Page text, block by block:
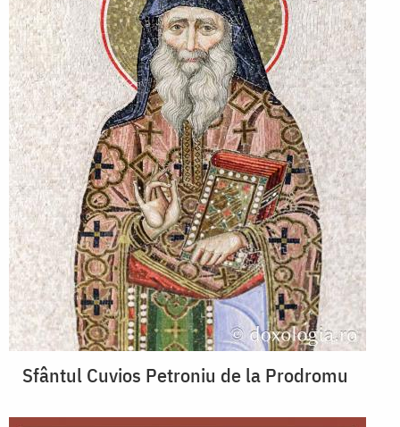
Sfântul Cuvios Petroniu de la Prodromu